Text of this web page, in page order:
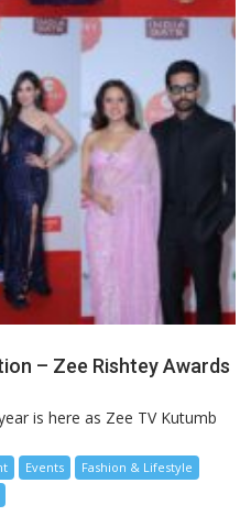
– Zee Rishtey Awards
is here as Zee TV Kutumb
Events
Fashion & Lifestyle